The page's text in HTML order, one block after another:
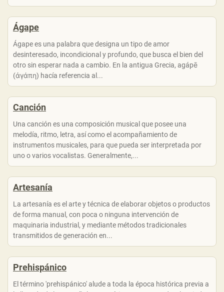
Ágape
Ágape es una palabra que designa un tipo de amor
desinteresado, incondicional y profundo, que busca el bien del
otro sin esperar nada a cambio. En la antigua Grecia, agápē
(ἀγάπη) hacía referencia al...
Canción
Una canción es una composición musical que posee una
melodía, ritmo, letra, así como el acompañamiento de
instrumentos musicales, para que pueda ser interpretada por
uno o varios vocalistas. Generalmente,...
Artesanía
La artesanía es el arte y técnica de elaborar objetos o productos
de forma manual, con poca o ninguna intervención de
maquinaria industrial, y mediante métodos tradicionales
transmitidos de generación en...
Prehispánico
El término 'prehispánico' alude a toda la época histórica previa a